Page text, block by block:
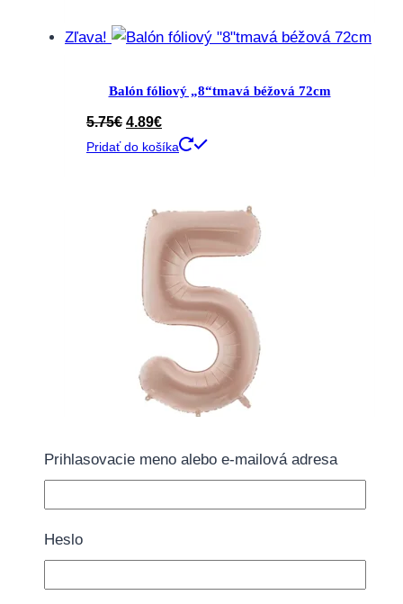
Zľava!
Balón fóliový „8“tmavá béžová 72cm
5.75€ Pôvodná
cena
4.89€Aktuálna
cena
Pridať do košíka
Prihlasovacie meno alebo e-mailová adresa
Heslo